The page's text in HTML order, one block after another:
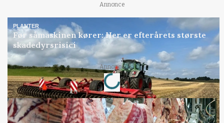
Annonce
PLANTER
Før såmaskinen kører: Her er efterårets største
skadedyrsrisici
Annonce
Loading...